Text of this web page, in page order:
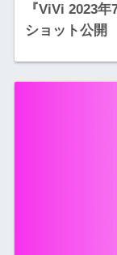
『ViVi 2023
ショット公開